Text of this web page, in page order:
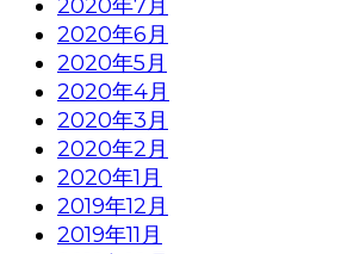
2020年7月
2020年6月
2020年5月
2020年4月
2020年3月
2020年2月
2020年1月
2019年12月
2019年11月